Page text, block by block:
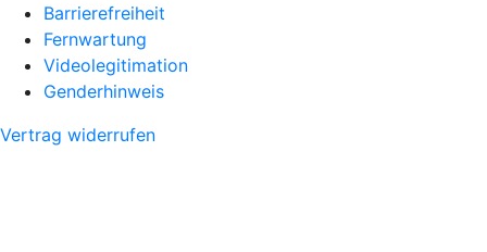
Barrierefreiheit
Fernwartung
Videolegitimation
Genderhinweis
Vertrag widerrufen